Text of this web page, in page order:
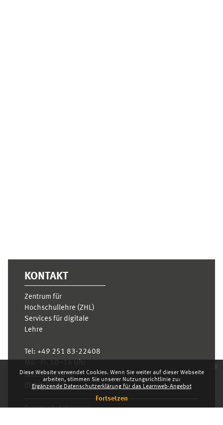
Diese Website verwendet Cookies. Wenn Sie weiter auf dieser Webseite
arbeiten, stimmen Sie unserer Nutzungsrichtlinie zu:
Ergänzende Datenschutzerklärung für das Learnweb-Angebot
Fortsetzen
x
KONTAKT
Zentrum für
Hochschullehre (ZHL)
Services für digitale
Lehre
Tel: +49 251 83-22408
learnweb@uni-
muenster.de
Datenschutzhinweis